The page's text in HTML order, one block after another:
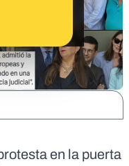
en la puerta